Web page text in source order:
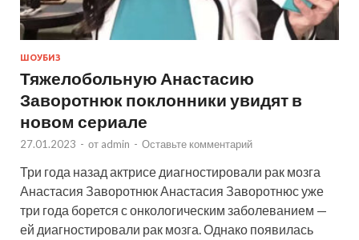
ШОУБИЗ
Тяжелобольную Анастасию
Заворотнюк поклонники увидят в
новом сериале
27.01.2023 - от admin - Оставьте комментарий
Три года назад актрисе диагностировали рак мозга
Анастасия Заворотнюк Анастасия Заворотнюс уже
три года борется с онкологическим заболеванием —
ей диагностировали рак мозга. Однако появилась